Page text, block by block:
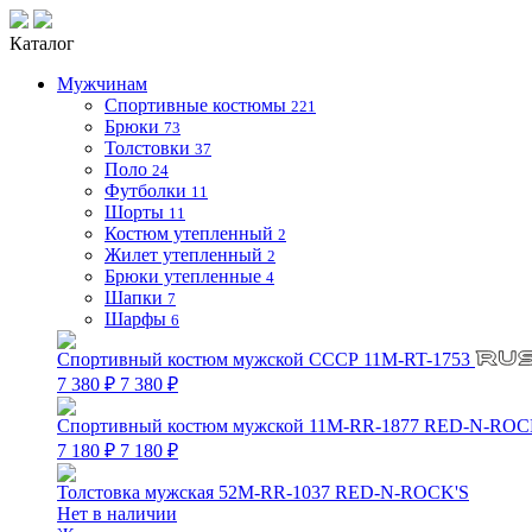
Каталог
Мужчинам
Спортивные костюмы 221
Брюки 73
Толстовки 37
Поло 24
Футболки 11
Шорты 11
Костюм утепленный 2
Жилет утепленный 2
Брюки утепленные 4
Шапки 7
Шарфы 6
Спортивный костюм мужской СССР 11M-RT-1753
7 380 ₽ 7 380 ₽
Спортивный костюм мужской 11M-RR-1877 RED-N-
7 180 ₽ 7 180 ₽
Толстовка мужская 52M-RR-1037 RED-N-ROCK'S
Нет в наличии